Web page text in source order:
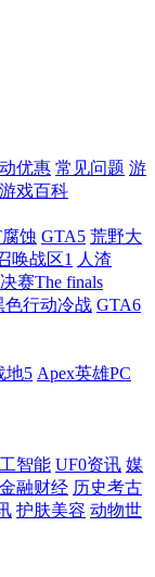
优惠 常见问题 游
游戏百科
蚀 GTA5 荒野大
唤战区1 人渣
赛The finals
色行动冷战 GTA6
地5 Apex英雄PC
智能 UF0资讯 媒
金融财经 历史考古
护肤美容 动物世